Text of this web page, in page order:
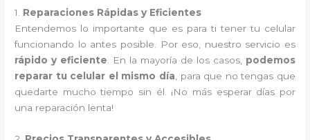
1. Reparaciones Rápidas y Eficientes
Entendemos lo importante que es para ti tener tu celular
funcionando lo antes posible. Por eso, nuestro servicio es
rápido y eficiente . En la mayoría de los casos, podemos
reparar tu celular el mismo día , para que no tengas que
quedarte mucho tiempo sin él. ¡No más esperar días por
una reparación lenta!